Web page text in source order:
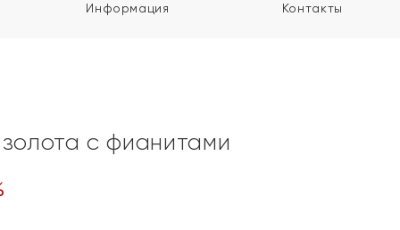
Информация Контакты
с фианитами